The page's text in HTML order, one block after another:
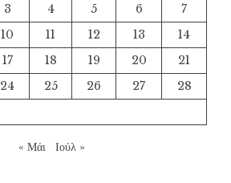
3 4 5 6
7
10 11 12 13
14
17 18 19 20
21
24 25 26 27
28
« Μάι Ιούλ »